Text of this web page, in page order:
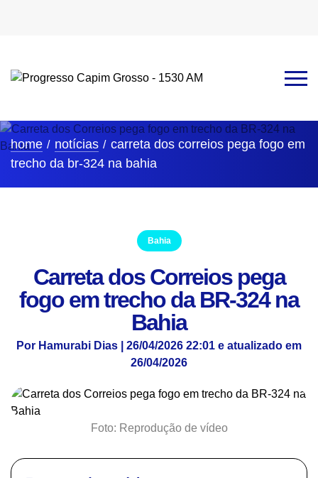
home notícias
carreta dos correios pega fogo em
trecho da br-324 na bahia
Bahia
Carreta dos Correios pega
fogo em trecho da BR-324 na
Bahia
Por Hamurabi Dias | 26/04/2026 22:01 e atualizado em
26/04/2026
Foto: Reprodução de vídeo